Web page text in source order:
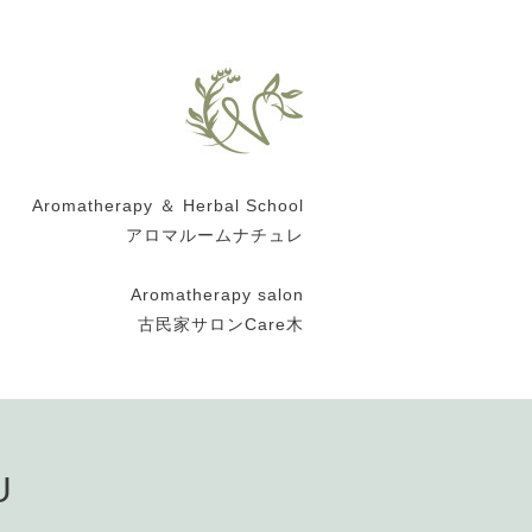
Aromatherapy ＆ Herbal School
アロマルームナチュレ
Aromatherapy salon
古民家サロンCare木